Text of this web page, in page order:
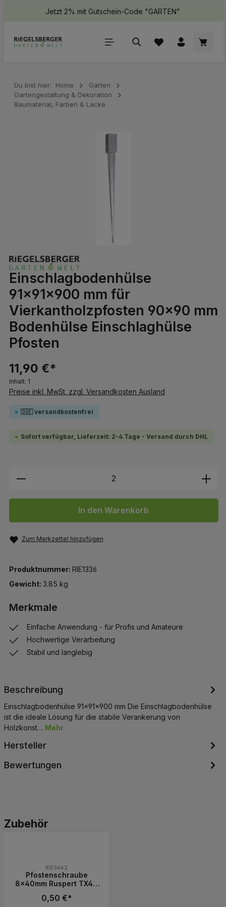
springenJetzt 2% mit Gutschein-Code "GARTEN"
Du bist hier: Home
Garten
Gartengestaltung & Dekoration
Baumaterial, Farben & Lacke
Einschlagbodenhülse
91x91x900 mm für
Vierkantholzpfosten 90x90 mm
Bodenhülse Einschlaghülse
Pfosten
11,90 €*
Inhalt: 1
Preise inkl. MwSt. zzgl. Versandkosten Ausland
🇩🇪 versandkostenfrei
Sofort verfügbar, Lieferzeit: 2-4 Tage - Versand durch DHL
Produkt Anzahl: Gib den
In den Warenkorb
Zum Merkzettel hinzufügen
Produktnummer: RIE1336
Gewicht: 3.85 kg
Merkmale
Einfache Anwendung - für Profis und Amateure
Hochwertige Verarbeitung
Stabil und langlebig
Beschreibung
Einschlagbodenhülse 91x91x900 mm Die Einschlagbodenhülse
ist die ideale Lösung für die stabile Verankerung von
Holzkonst… Mehr
Hersteller
Bewertungen
Produktgalerie überspringen
Zubehör
RIE3642
Pfostenschraube
8x40mm Ruspert TX40
Pfostenträger
0,50 €*